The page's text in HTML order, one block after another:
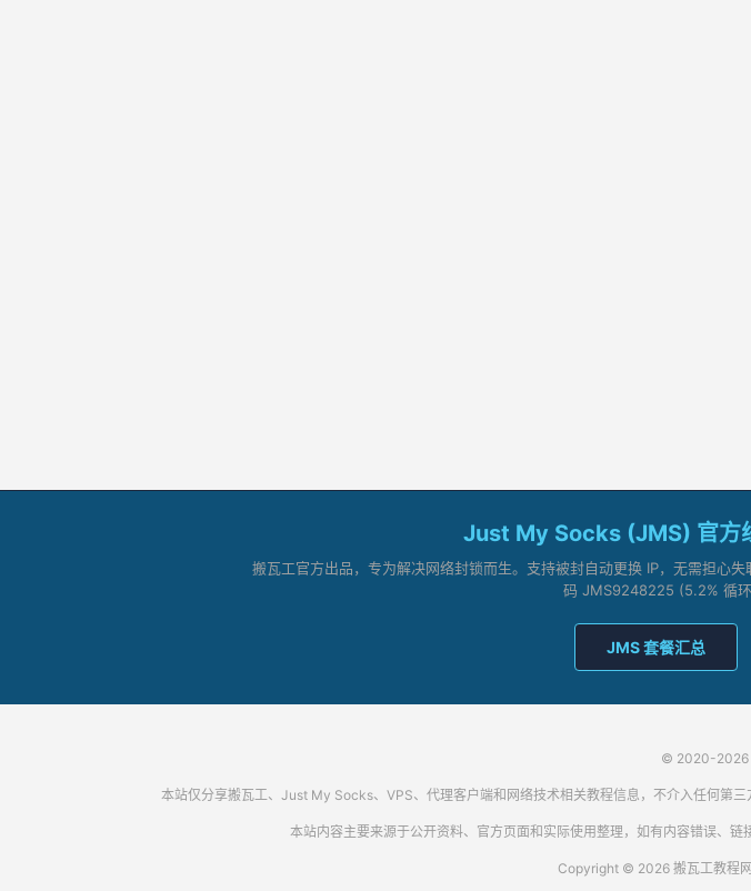
Just My Socks (JMS) 官方
搬瓦工官方出品，专为解决网络封锁而生。支持被封自动更换 IP，无需担心
码 JMS9248225 (5.2% 循环
JMS 套餐汇总
© 2020-2026
本站仅分享搬瓦工、Just My Socks、VPS、代理客户端和网络技术相关教程信息，不介入任何第
本站内容主要来源于公开资料、官方页面和实际使用整理，如有内容错误、链
Copyright © 2026 搬瓦工教程